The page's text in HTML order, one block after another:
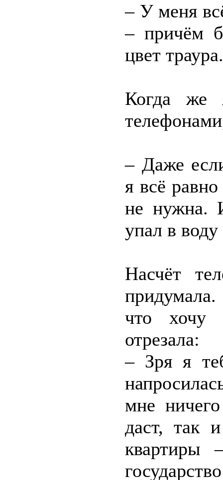
– У меня
– причём
цвет траура.
Когда же
– Даже
я всё
не нужна.
упал в воду
Насчёт
что хочу
отрезала:
– Зря я
мне
даст, так
квартиры